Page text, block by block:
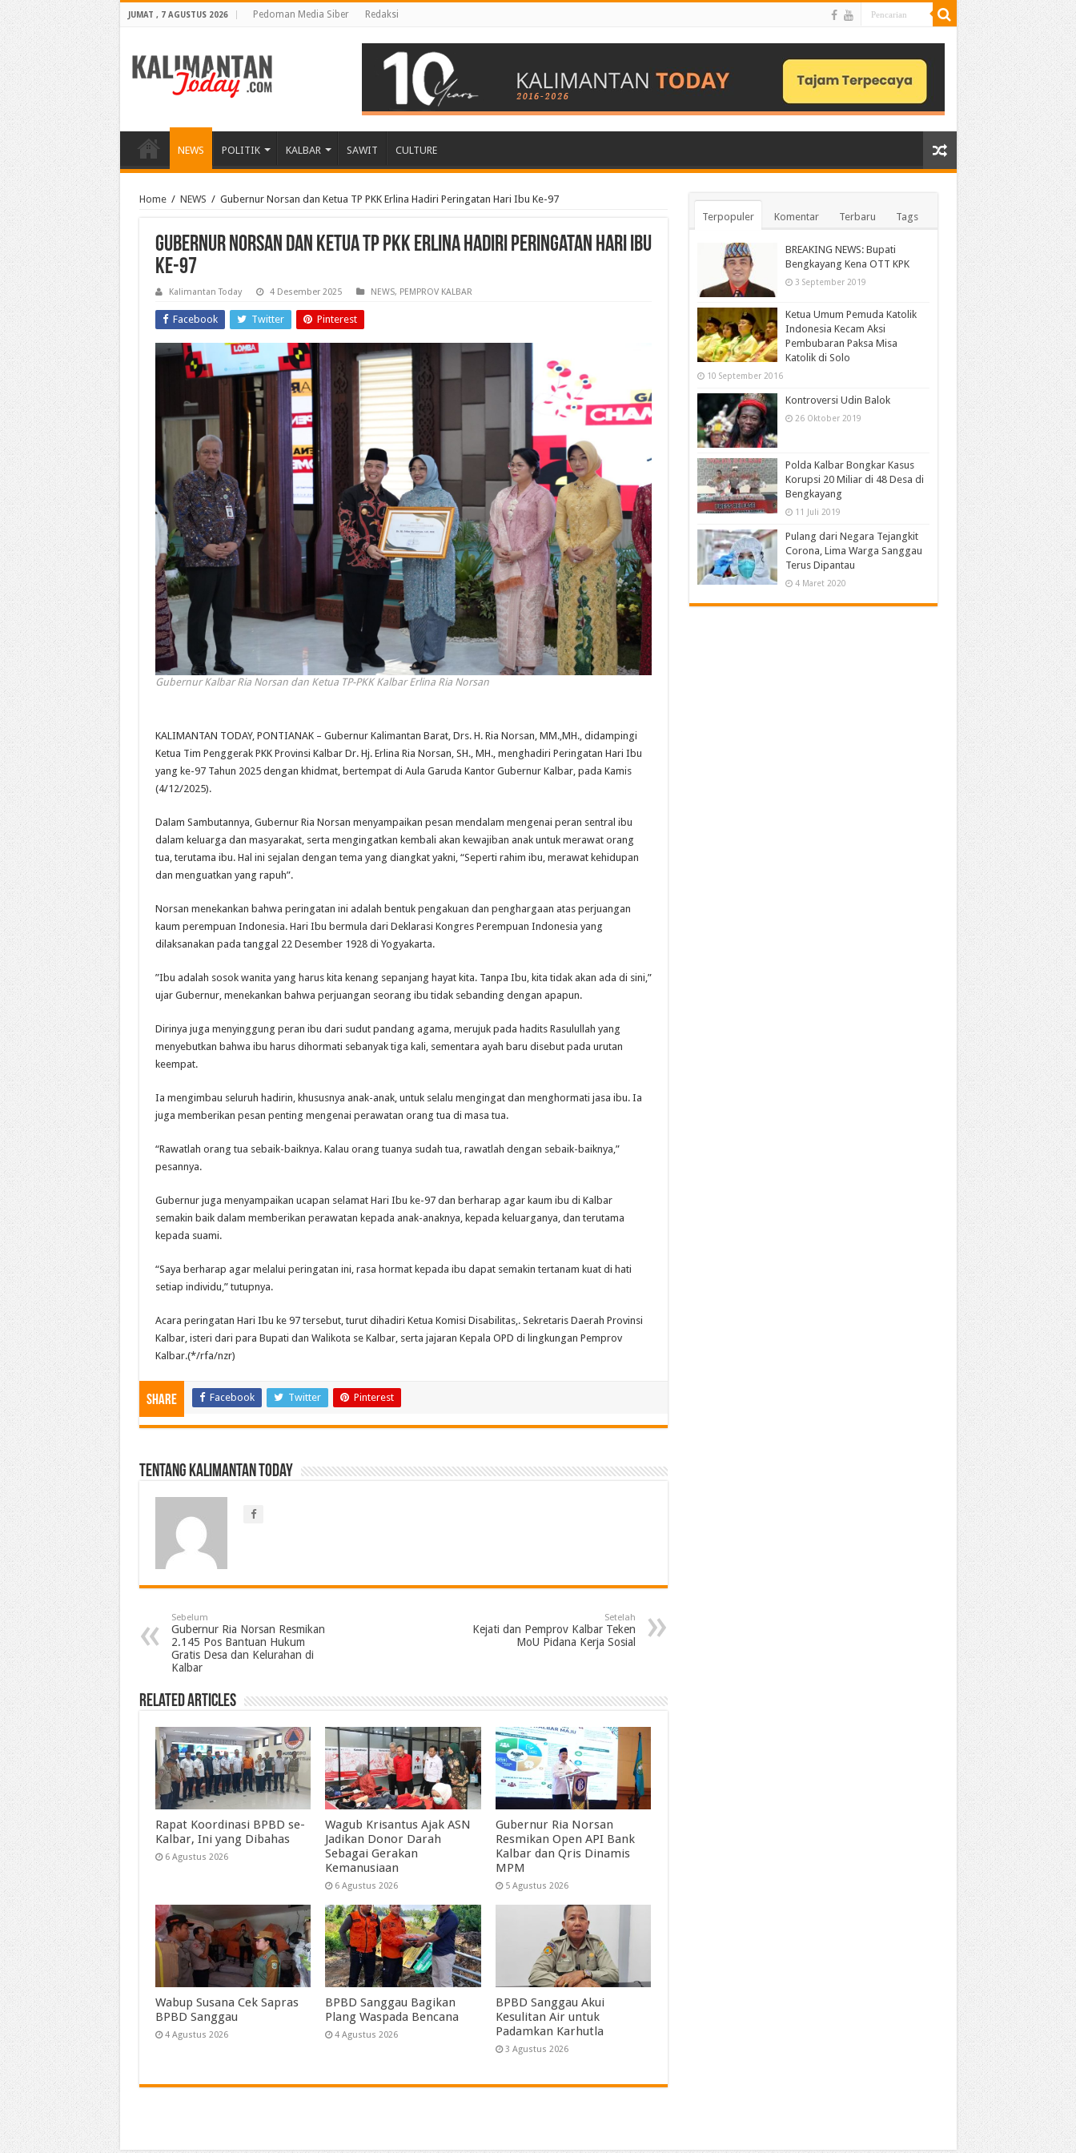
JUMAT , 7 AGUSTUS 2026 Pedoman Media Siber Redaksi
NEWS POLITIK KALBAR SAWIT CULTURE
Home / NEWS / Gubernur Norsan dan Ketua TP PKK Erlina Hadiri Peringatan Hari Ibu Ke-97
Gubernur Norsan dan Ketua TP PKK Erlina Hadiri Peringatan Hari Ibu
Ke-97
Kalimantan Today 4 Desember 2025 NEWS, PEMPROV KALBAR
Facebook Twitter Pinterest
Gubernur Kalbar Ria Norsan dan Ketua TP-PKK Kalbar Erlina Ria Norsan
KALIMANTAN TODAY, PONTIANAK – Gubernur Kalimantan Barat, Drs. H. Ria Norsan, MM.,MH., didampingi
Ketua Tim Penggerak PKK Provinsi Kalbar Dr. Hj. Erlina Ria Norsan, SH., MH., menghadiri Peringatan Hari Ibu
yang ke-97 Tahun 2025 dengan khidmat, bertempat di Aula Garuda Kantor Gubernur Kalbar, pada Kamis
(4/12/2025).
Dalam Sambutannya, Gubernur Ria Norsan menyampaikan pesan mendalam mengenai peran sentral ibu
dalam keluarga dan masyarakat, serta mengingatkan kembali akan kewajiban anak untuk merawat orang
tua, terutama ibu. Hal ini sejalan dengan tema yang diangkat yakni, “Seperti rahim ibu, merawat kehidupan
dan menguatkan yang rapuh”.
Norsan menekankan bahwa peringatan ini adalah bentuk pengakuan dan penghargaan atas perjuangan
kaum perempuan Indonesia. Hari Ibu bermula dari Deklarasi Kongres Perempuan Indonesia yang
dilaksanakan pada tanggal 22 Desember 1928 di Yogyakarta.
​”Ibu adalah sosok wanita yang harus kita kenang sepanjang hayat kita. Tanpa Ibu, kita tidak akan ada di sini,”
ujar Gubernur, menekankan bahwa perjuangan seorang ibu tidak sebanding dengan apapun.
Dirinya juga menyinggung peran ibu dari sudut pandang agama, merujuk pada hadits Rasulullah yang
menyebutkan bahwa ibu harus dihormati sebanyak tiga kali, sementara ayah baru disebut pada urutan
keempat.
Ia mengimbau seluruh hadirin, khususnya anak-anak, untuk selalu mengingat dan menghormati jasa ibu. Ia
juga memberikan pesan penting mengenai perawatan orang tua di masa tua.
“​Rawatlah orang tua sebaik-baiknya. Kalau orang tuanya sudah tua, rawatlah dengan sebaik-baiknya,”
pesannya.
​Gubernur juga menyampaikan ucapan selamat Hari Ibu ke-97 dan berharap agar kaum ibu di Kalbar
semakin baik dalam memberikan perawatan kepada anak-anaknya, kepada keluarganya, dan terutama
kepada suami.
“Saya berharap agar melalui peringatan ini, rasa hormat kepada ibu dapat semakin tertanam kuat di hati
setiap individu,” tutupnya.
Acara peringatan Hari Ibu ke 97 tersebut, turut dihadiri Ketua Komisi Disabilitas,. Sekretaris Daerah Provinsi
Kalbar, isteri dari para Bupati dan Walikota se Kalbar, serta jajaran Kepala OPD di lingkungan Pemprov
Kalbar.(*/rfa/nzr)
Share Facebook Twitter Pinterest
Tentang Kalimantan Today
Sebelum
Gubernur Ria Norsan Resmikan
2.145 Pos Bantuan Hukum
Gratis Desa dan Kelurahan di
Kalbar
Setelah
Kejati dan Pemprov Kalbar Teken
MoU Pidana Kerja Sosial
Related Articles
Rapat Koordinasi BPBD se-
Kalbar, Ini yang Dibahas
6 Agustus 2026
Wagub Krisantus Ajak ASN
Jadikan Donor Darah
Sebagai Gerakan
Kemanusiaan
6 Agustus 2026
Gubernur Ria Norsan
Resmikan Open API Bank
Kalbar dan Qris Dinamis
MPM
5 Agustus 2026
Wabup Susana Cek Sapras
BPBD Sanggau
4 Agustus 2026
BPBD Sanggau Bagikan
Plang Waspada Bencana
4 Agustus 2026
BPBD Sanggau Akui
Kesulitan Air untuk
Padamkan Karhutla
3 Agustus 2026
Terpopuler Komentar Terbaru Tags
BREAKING NEWS: Bupati
Bengkayang Kena OTT KPK
3 September 2019
Ketua Umum Pemuda Katolik
Indonesia Kecam Aksi
Pembubaran Paksa Misa
Katolik di Solo
10 September 2016
Kontroversi Udin Balok
26 Oktober 2019
Polda Kalbar Bongkar Kasus
Korupsi 20 Miliar di 48 Desa di
Bengkayang
11 Juli 2019
Pulang dari Negara Tejangkit
Corona, Lima Warga Sanggau
Terus Dipantau
4 Maret 2020